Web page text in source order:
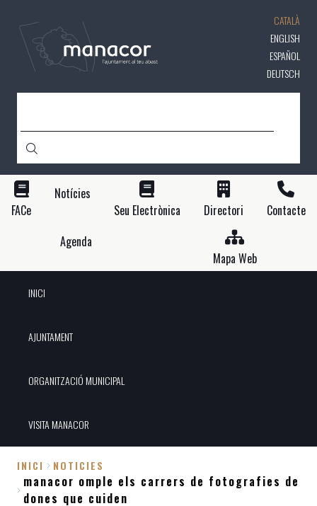
contingut
CATALÀ
ENGLISH
ESPAÑOL
DEUTSCH
FACe
Notícies
Seu Electrònica
Directori
Contacte
Agenda
Mapa Web
INICI
AJUNTAMENT
ORGANITZACIÓ MUNICIPAL
VISITA MANACOR
Fil
INICI NOTICIES
manacor omple els carrers de fotografies de
dones que cuiden